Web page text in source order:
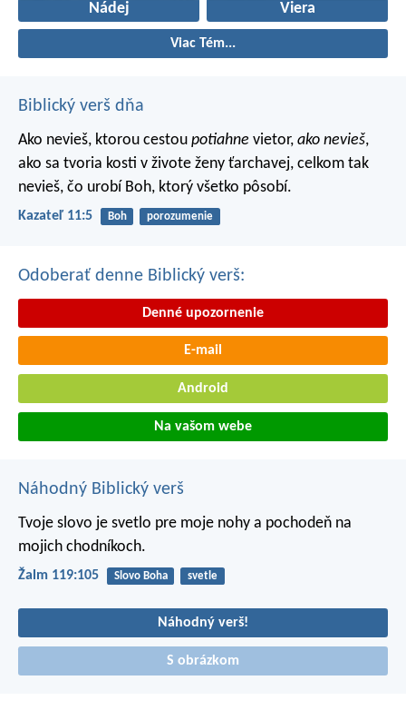
Nádej Viera
Viac Tém...
Biblický verš dňa
Ako nevieš, ktorou cestou potiahne vietor, ako nevieš,
ako sa tvoria kosti v živote ženy ťarchavej, celkom tak
nevieš, čo urobí Boh, ktorý všetko pôsobí.
Kazateľ 11:5 Boh porozumenie
Odoberať denne Biblický verš:
Denné upozornenie
E-mail
Android
Na vašom webe
Náhodný Biblický verš
Tvoje slovo je svetlo pre moje nohy a pochodeň na
mojich chodníkoch.
Žalm 119:105 Slovo Boha svetle
Náhodný verš!
S obrázkom